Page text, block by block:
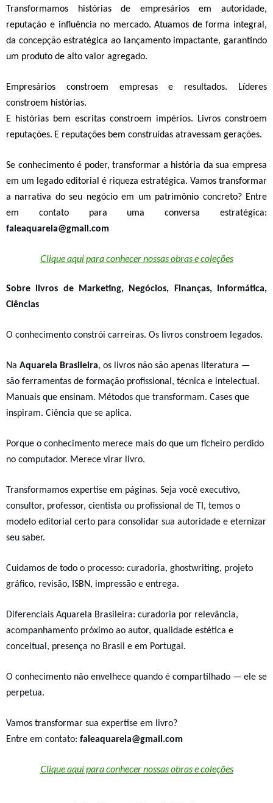
Transformamos histórias de empresários em autoridade,
reputação e influência no mercado. Atuamos de forma integral,
da concepção estratégica ao lançamento impactante, garantindo
um produto de alto valor agregado.
Empresários constroem empresase resultados.
Líderes
constroem histórias.
E histórias bem escritas constroem impérios.
Livros constroem
reputações. E reputações bem construídas atravessam gerações.
Se conhecimento é poder, transformar a história da sua empresa
em um legado editorial é riqueza estratégica. Vamos transformar
a narrativa do seu negócio em um patrimônio concreto?Entre
em contato para uma conversa estratégica:
faleaquarela@gmail.com
Clique aqui para conhecer nossas obras e coleções
Sobre livros de Marketing, Negócios, Finanças, Informática,
Ciências
O conhecimento constrói carreiras. Os livros constroem legados.
Na Aquarela Brasileira, os livros não são apenas literatura —
são ferramentas de formação profissional, técnica e intelectual .
Manuais que ensinam. Métodos que transformam. Cases que
inspiram. Ciência que se aplica.
Porque o conhecimento merece mais do que um ficheiro perdido
no computador. Merece virar livro.
Transformamos expertise em páginas. Seja você executivo,
consultor, professor, cientista ou profissional de TI, temos o
modelo editorial certo para consolidar sua autoridade e eternizar
seu saber.
Cuidamos de todo o processo: curadoria, ghostwriting, projeto
gráfico, revisão, ISBN, impressão e entrega.
Diferenciais Aquarela Brasileira: curadoria por relevância,
acompanhamento próximo ao autor, qualidade estética e
conceitual, presença no Brasil e em Portugal.
O conhecimento não envelhece quando é compartilhado — ele se
perpetua.
Vamos transformar sua expertise em livro?
Entre em contato: faleaquarela@gmail.com
Clique aqui para conhecer nossas obras e coleções